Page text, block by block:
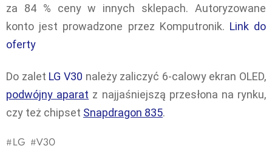
za 84 % ceny w innych sklepach. Autoryzowane
konto jest prowadzone przez Komputronik. Link do
oferty
Do zalet LG V30 należy zaliczyć 6-calowy ekran OLED,
podwójny aparat z najjaśniejszą przesłona na rynku,
czy też chipset Snapdragon 835.
LG V30